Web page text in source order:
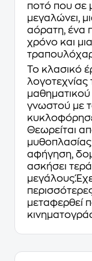
ποτό που σε
μεγαλώνει,
αόρατη, ένα
χρόνο και
Το κλασικό
γνωστού με
Θεωρείται
αφήγηση,
ασκήσει
μεταφερθεί